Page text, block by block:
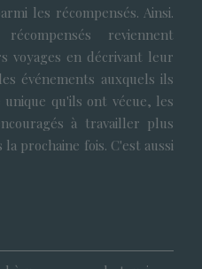
les récompensés. Ainsi.
reviennent
voyages en décrivant leur
événements auxquels ils
qu'ils ont vécue, les
à travailler plus
prochaine fois. C'est aussi